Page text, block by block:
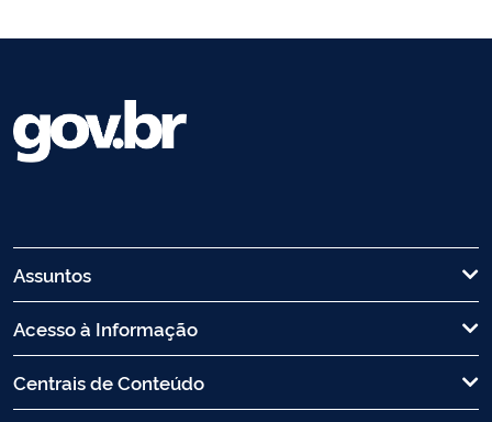
Assuntos
Acesso à Informação
Centrais de Conteúdo